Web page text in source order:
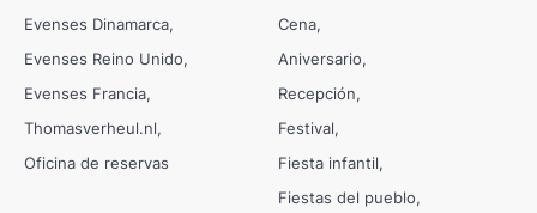
Evenses Dinamarca
Evenses Reino Unido
Evenses Francia
Thomasverheul.nl
Oficina de reservas
Cena
Aniversario
Recepción
Festival
Fiesta infantil
Fiestas del pueblo